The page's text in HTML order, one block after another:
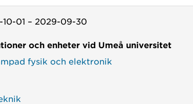
01 – 2029-09-30
och enheter vid Umeå universitet
fysik och elektronik